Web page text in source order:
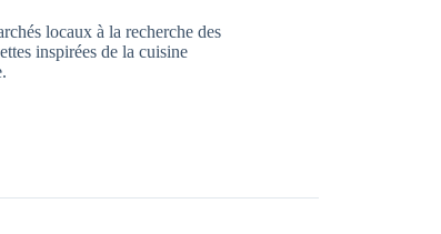
locaux à la recherche des
inspirées de la cuisine